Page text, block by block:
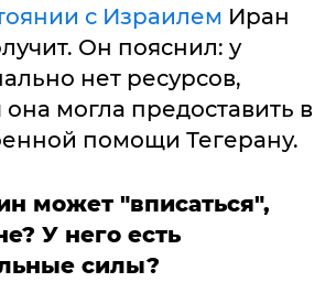
с Израилем Иран
Он пояснил: у
нет ресурсов,
могла предоставить в
помощи Тегерану.
может "вписаться",
У него есть
силы?